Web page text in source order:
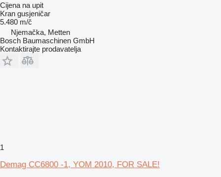
Cijena na upit
Kran gusjeničar
5.480 m/č
Njemačka, Metten
Bosch Baumaschinen GmbH
Kontaktirajte prodavatelja
1
Demag CC6800 -1, YOM 2010, FOR SALE!